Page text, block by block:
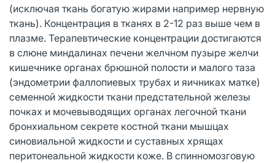
(исключая ткань богатую жирами например нервную
ткань). Концентрация в тканях в 2-12 раз выше чем в
плазме. Терапевтические концентрации достигаются
в слюне миндалинах печени желчном пузыре желчи
кишечнике органах брюшной полости и малого таза
(эндометрии фаллопиевых трубах и яичниках матке)
семенной жидкости ткани предстательной железы
почках и мочевыводящих органах легочной ткани
бронхиальном секрете костной ткани мышцах
синовиальной жидкости и суставных хрящах
перитонеальной жидкости коже. В спинномозговую